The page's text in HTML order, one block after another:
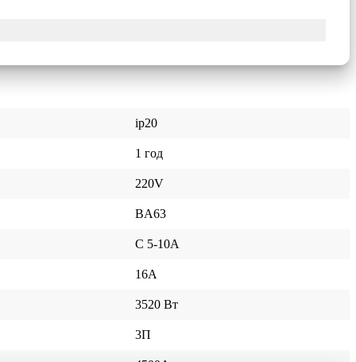
ip20
1 год
220V
BA63
С 5-10А
16A
3520 Вт
3П